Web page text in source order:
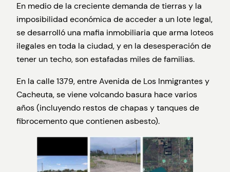
En medio de la creciente demanda de tierras y la
imposibilidad económica de acceder a un lote legal,
se desarrolló una mafia inmobiliaria que arma loteos
ilegales en toda la ciudad, y en la desesperación de
tener un techo, son estafadas miles de familias.
En la calle 1379, entre Avenida de Los Inmigrantes y
Cacheuta, se viene volcando basura hace varios
años (incluyendo restos de chapas y tanques de
fibrocemento que contienen asbesto).